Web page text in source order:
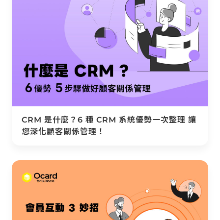
CRM 是什麼？6 種 CRM 系統優勢一次整理 讓
您深化顧客關係管理！